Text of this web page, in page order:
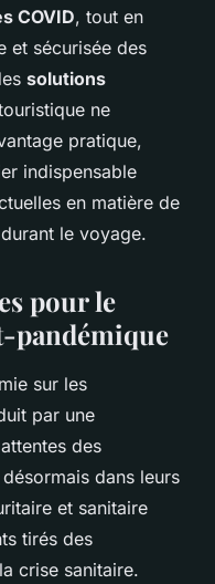
COVID, tout en
et sécurisée des
solutions
ne
pratique,
indispensable
en matière de
le voyage.
pour le
pandémique
sur les
par une
des
dans leurs
et sanitaire
tirés des
crise sanitaire.